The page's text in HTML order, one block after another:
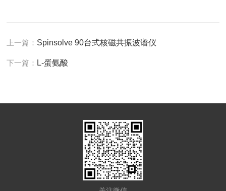
上一篇： Spinsolve 90台式核磁共振波谱仪
下一篇： L-蛋氨酸